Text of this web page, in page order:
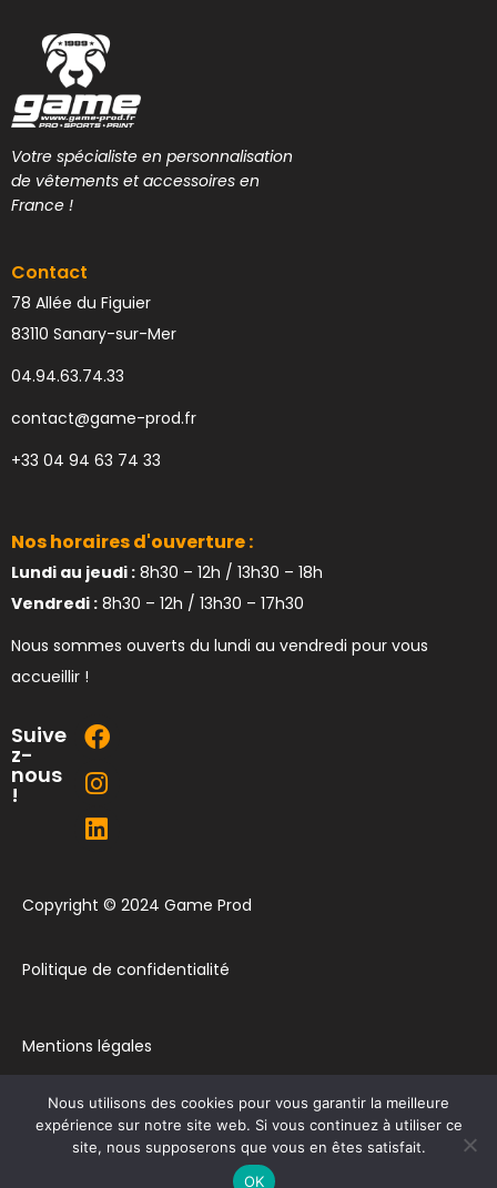
Votre spécialiste en personnalisation
de vêtements et accessoires en
France !
Contact
78 Allée du Figuier
83110 Sanary-sur-Mer
04.94.63.74.33
contact@game-prod.fr
+33 04 94 63 74 33
Nos horaires d'ouverture :
Lundi au jeudi : 8h30 – 12h / 13h30 – 18h
Vendredi : 8h30 – 12h / 13h30 – 17h30
Nous sommes ouverts du lundi au vendredi pour vous
accueillir !
Suive
z-
nous
!
Copyright © 2024 Game Prod
Politique de confidentialité
Mentions légales
Plan du site
Nous utilisons des cookies pour vous garantir la meilleure
expérience sur notre site web. Si vous continuez à utiliser ce
site, nous supposerons que vous en êtes satisfait.
OK